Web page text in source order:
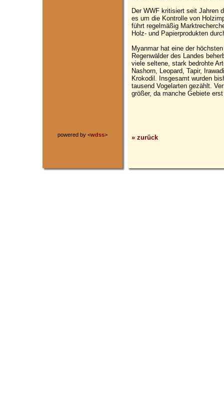
powered by <wdss>
Der WWF kritisiert seit Jahren
es um die Kontrolle von
führt regelmäßig
Holz- und Papierprodukten
Myanmar hat eine der
Regenwälder des Landes
viele seltene, stark bedrohte
Nashorn, Leopard, Tapir,
Krokodil. Insgesamt wurden
tausend Vogelarten gezählt.
größer, da manche Gebiete
» zurück